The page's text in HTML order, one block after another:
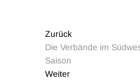
Zurück
Die Verbände im
Saison
Weiter